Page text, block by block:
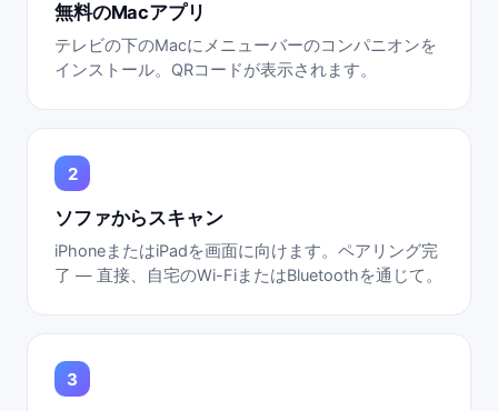
無料のMacアプリ
テレビの下のMacにメニューバーのコンパニオンを
インストール。QRコードが表示されます。
ソファからスキャン
iPhoneまたはiPadを画面に向けます。ペアリング完
了 — 直接、自宅のWi-FiまたはBluetoothを通じて。